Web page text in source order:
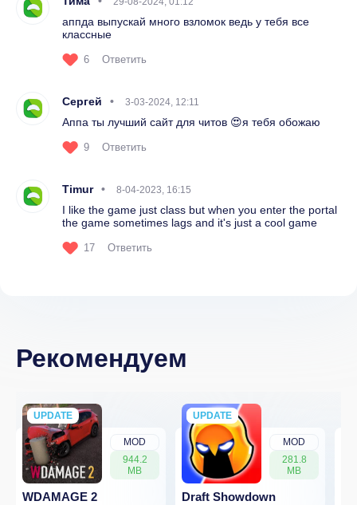
аппда выпускай много взломок ведь у тебя все
классные
6 Ответить
Сергей 3-03-2024, 12:11
Аппа ты лучший сайт для читов 😍я тебя обожаю
9 Ответить
Timur 8-04-2023, 16:15
I like the game just class but when you enter the portal
the game sometimes lags and it's just a cool game
17 Ответить
Рекомендуем
MOD
944.2
MB
UPDATE
NEW
WDAMAGE 2
MOD
281.8
MB
UPDATE
NEW
Draft Showdown